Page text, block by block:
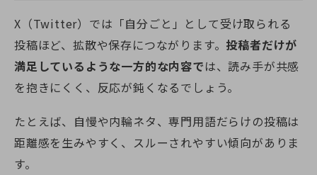
X（Twitter）では「自分ごと」として受け取られる
投稿ほど、拡散や保存につながります。 投稿者だけが
満足しているような一方的な内容では、読み手が共感
を抱きにくく、反応が鈍くなるでしょう。
たとえば、自慢や内輪ネタ、専門用語だらけの投稿は
距離感を生みやすく、スルーされやすい傾向がありま
す。